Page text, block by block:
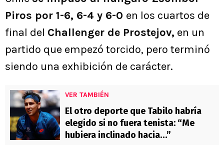
Piros por 1-6, 6-4 y 6-0 en los cuartos de
final del Challenger de Prostejov, en un
partido que empezó torcido, pero terminó
siendo una exhibición de carácter.
VER TAMBIÉN
El otro deporte que Tabilo habría
elegido si no fuera tenista: “Me
hubiera inclinado hacia…”